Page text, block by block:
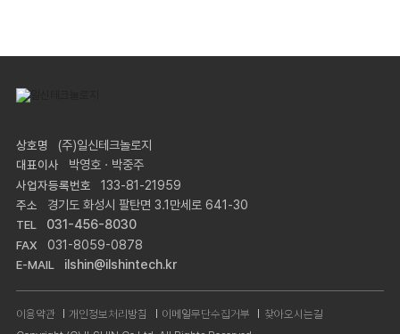
상호명 (주)일신테크놀로지
대표이사 박영호 · 박중주
사업자등록번호 133-81-21959
주소 경기도 화성시 팔탄면 3.1만세로 641-30
TEL 031-456-8030
FAX 031-8059-0878
E-MAIL ilshin@ilshintech.kr
이용약관 개인정보처리방침 이메일무단수집거부 찾아오시는길